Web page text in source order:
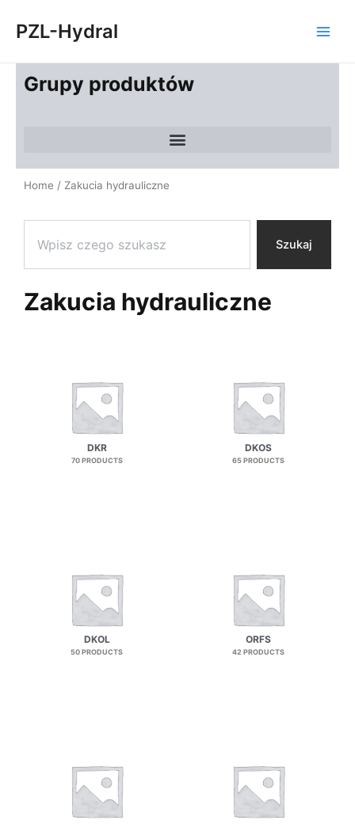
PZL-Hydral
Grupy produktów
Home / Zakucia hydrauliczne
Szukaj
Zakucia hydrauliczne
DKR
70 PRODUCTS
DKOS
65 PRODUCTS
DKOL
50 PRODUCTS
ORFS
42 PRODUCTS